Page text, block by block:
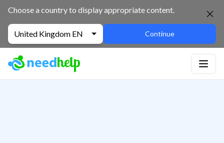
Choose a country to display appropriate content.
United Kingdom EN Continue